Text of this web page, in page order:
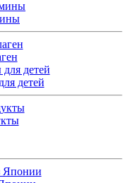
детей